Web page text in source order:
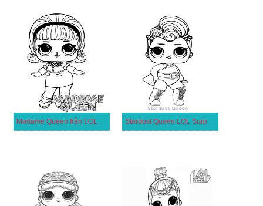
Madame Queen från LOL Surprise Stardust Queen LOL Surprise